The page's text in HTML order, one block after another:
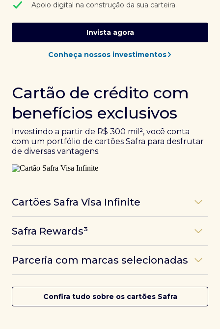
Apoio digital na construção da sua carteira.
Invista agora
Conheça nossos investimentos
Cartão de crédito com
benefícios exclusivos
Investindo a partir de R$ 300 mil², você conta
com um portfólio de cartões Safra para desfrutar
de diversas vantagens.
Cartões Safra Visa Infinite
experiências refinadas a benefícios únicos, como
converte seus investimentos em limite no cartão e
conta com acesso a mais de 1.400 salas VIP Dragon
Pass ao redor do mundo.
Safra Rewards³
das melhores pontuações do mercado.
Parceria com marcas selecionadas
cartões Safra.
Confira tudo sobre os cartões Safra